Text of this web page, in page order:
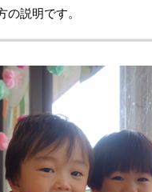
説明です。